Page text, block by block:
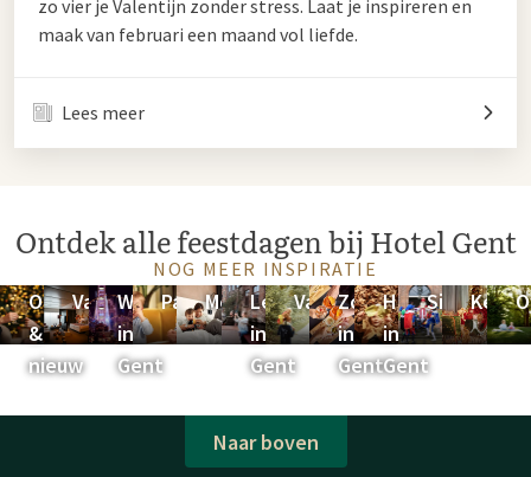
zo vier je Valentijn zonder stress. Laat je inspireren en
maak van februari een maand vol liefde.
Lees meer
Ontdek alle feestdagen bij Hotel Gent
NOG MEER INSPIRATIE
Oud
&
nieuw
Valentijn
Winter
in
Gent
PasenMoederdag
Lente
in
Gent
Vaderdag
Zomer
in
Gent
Herfst
in
Gent
Sinterklaas
Kerst
Naar boven